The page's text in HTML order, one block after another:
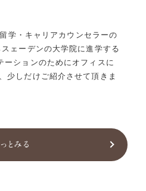
学・キャリアカウンセラーの
ェーデンの大学院に進学する
ーションのためにオフィスに
少しだけご紹介させて頂きま
っとみる